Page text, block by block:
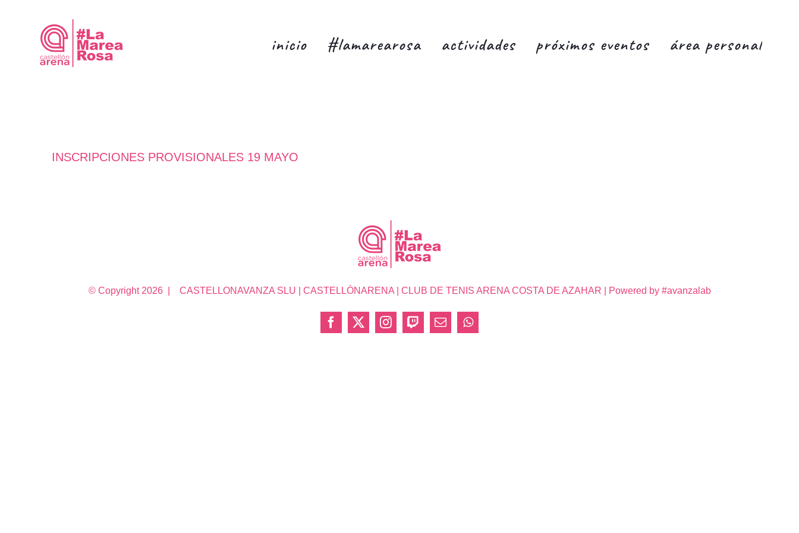
contenido
inicio #lamarearosa actividades próximos eventos área personal
INSCRIPCIONES PROVISIONALES 19 MAYO
© Copyright 2026 | CASTELLONAVANZA SLU | CASTELLÓNARENA | CLUB DE TENIS ARENA COSTA DE AZAHAR | Powered by #avanzalab
Facebook
X InstagramTwitchCorreoWhatsApp